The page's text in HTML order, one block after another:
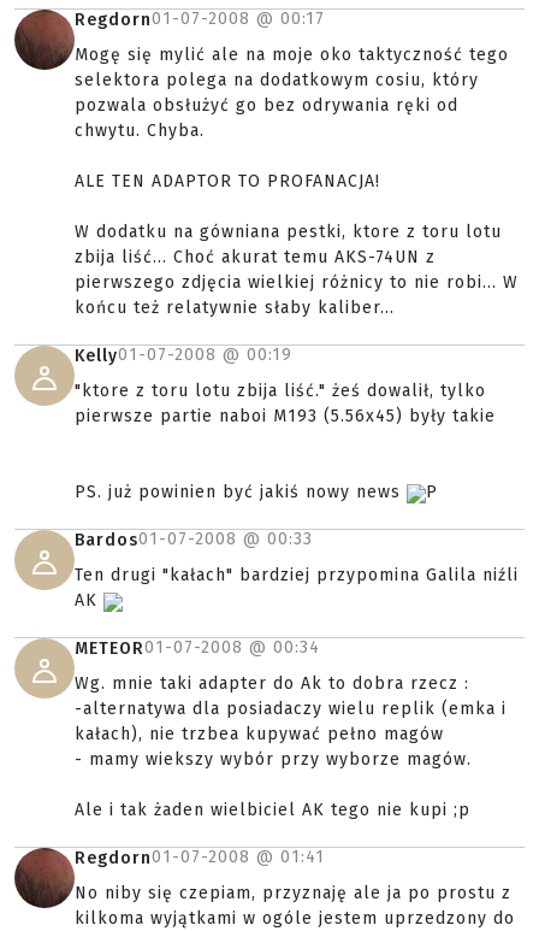
Regdorn01-07-2008 @ 00:17
Mogę się mylić ale na moje oko taktyczność tego
selektora polega na dodatkowym cosiu, który
pozwala obsłużyć go bez odrywania ręki od
chwytu. Chyba.
ALE TEN ADAPTOR TO PROFANACJA!
W dodatku na gówniana pestki, ktore z toru lotu
zbija liść... Choć akurat temu AKS-74UN z
pierwszego zdjęcia wielkiej różnicy to nie robi... W
końcu też relatywnie słaby kaliber...
Kelly01-07-2008 @ 00:19
"ktore z toru lotu zbija liść." żeś dowalił, tylko
pierwsze partie naboi M193 (5.56x45) były takie
PS. już powinien być jakiś nowy news P
Bardos01-07-2008 @ 00:33
Ten drugi "kałach" bardziej przypomina Galila niźli
AK
METEOR01-07-2008 @ 00:34
Wg. mnie taki adapter do Ak to dobra rzecz :
-alternatywa dla posiadaczy wielu replik (emka i
kałach), nie trzbea kupywać pełno magów
- mamy wiekszy wybór przy wyborze magów.
Ale i tak żaden wielbiciel AK tego nie kupi ;p
Regdorn01-07-2008 @ 01:41
No niby się czepiam, przyznaję ale ja po prostu z
kilkoma wyjątkami w ogóle jestem uprzedzony do